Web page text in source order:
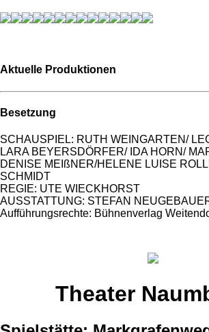
Aktuelle Produktionen
Besetzung
SCHAUSPIEL: RUTH WEINGARTEN/
LARA BEYERSDÖRFER/ IDA HORN/
DENISE MEIßNER/HELENE LUISE
SCHMIDT
REGIE: UTE WIECKHORST
AUSSTATTUNG: STEFAN
Aufführungsrechte: Bühnenverlag
Theater